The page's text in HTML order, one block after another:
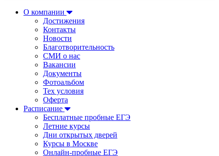
О компании
Достижения
Контакты
Новости
Благотворительность
СМИ о нас
Вакансии
Документы
Фотоальбом
Тех условия
Оферта
Расписание
Бесплатные пробные ЕГЭ
Летние курсы
Дни открытых дверей
Курсы в Москве
Онлайн-пробные ЕГЭ